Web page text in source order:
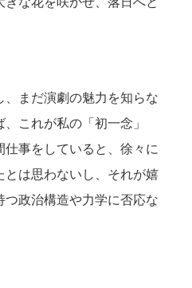
まだ演劇の魅力を知らな
これが私の「初一念」
事をしていると、徐々に
とは思わないし、それが嬉
政治構造や力学に否応な